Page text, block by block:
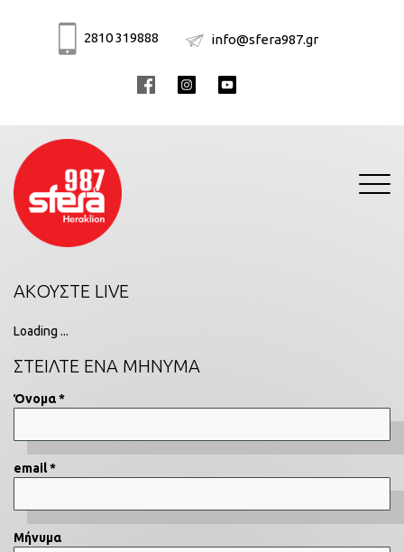
2810 319888 info@sfera987.gr
Toggle
ΑΚΟΥΣΤΕ LIVE
Loading ...
ΣΤΕΙΛΤΕ ΕΝΑ ΜΗΝΥΜΑ
Όνομα *
email *
Μήνυμα